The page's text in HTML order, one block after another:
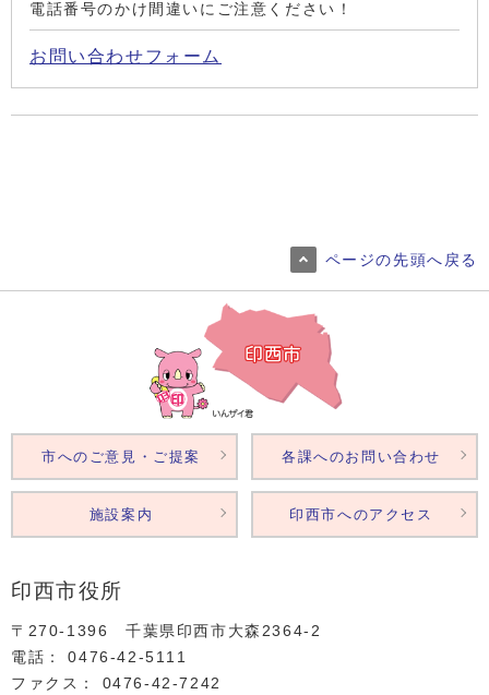
電話番号のかけ間違いにご注意ください！
お問い合わせフォーム
ページの先頭へ戻る
印西市役所
〒270-1396 千葉県印西市大森2364‐2
電話： 0476‐42‐5111
ファクス： 0476‐42‐7242
市へのご意見・ご提案 各課へのお問い合わせ
施設案内 印西市へのアクセス